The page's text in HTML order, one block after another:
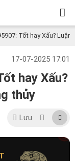
Tốt hay Xấu?
17-07-2025 17:01
hay Xấu?
thủy
Lưu